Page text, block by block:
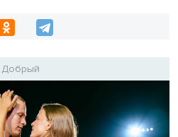
Добрый